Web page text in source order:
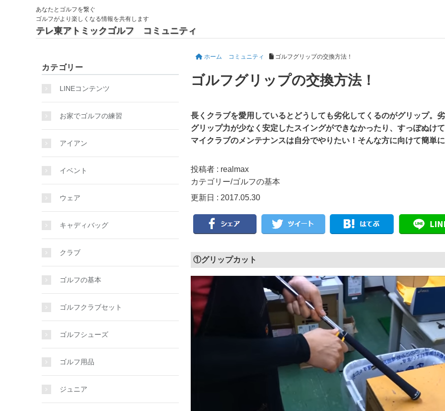
あなたとゴルフを繋ぐ
ゴルフがより楽しくなる情報を共有します
テレ東アトミックゴルフ コミュニティ
ホーム コミュニティ ゴルフグリップの交換方法！
ゴルフグリップの交換方法！
長くクラブを愛用しているとどうしても劣化してくるのがグリップ。
グリップ力が少なく安定したスイングができなかったり、すっぽぬけ
マイクラブのメンテナンスは自分でやりたい！そんな方に向けて簡単
投稿者 : realmax
カテゴリー/ゴルフの基本
更新日 : 2017.05.30
①グリップカット
カテゴリー
LINEコンテンツ
お家でゴルフの練習
アイアン
イベント
ウェア
キャディバッグ
クラブ
ゴルフの基本
ゴルフクラブセット
ゴルフシューズ
ゴルフ用品
ジュニア